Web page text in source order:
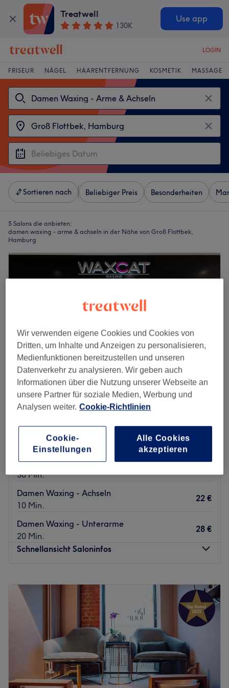
Treatwell
130K
Use app
LOGIN
FRISEUR NÄGEL HAARENTFERNUNG KOSMETIK MASSAGE
Sortieren nach Beliebiger Preis Besonderheiten
5 Salons die anbieten:
damen waxing - arme & achseln in der Nähe von Groß Flottbek,
Hamburg
Waxcat Elbe Einkaufszentrum
4,8
125 Bewertungen
Elbe-Einkaufszentrum, Hamburg
Auf Karte anzeigen
Damen Waxing - Arme komplett inkl. Hände &
Finger
30 Min.
Damen Waxing - Achseln
10 Min.
22 €
Damen Waxing - Unterarme
20 Min.
28 €
Schnellansicht Saloninfos
10:00
20:00
Mittwoch
10:00
20:00
Donnerstag
10:00 –20:00
Freitag
10:00
20:00
Samstag
10:00–20:00
Sonntag
Geschlossen
Du hast genug davon, täglich unter der Dusche deinen
Wir verwenden eigene Cookies und Cookies von
Dritten, um Inhalte und Anzeigen zu personalisieren,
Medienfunktionen bereitzustellen und unseren
Datenverkehr zu analysieren. Wir geben auch
Informationen über die Nutzung unserer Webseite an
unsere Partner für soziale Medien, Werbung und
Analysen weiter. Cookie-Richtlinien
Cookie-
Einstellungen
Alle Cookies
akzeptieren